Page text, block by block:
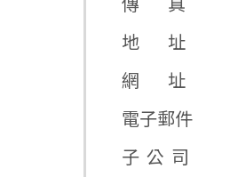
地 址
網 址
電子郵件
子 公 司